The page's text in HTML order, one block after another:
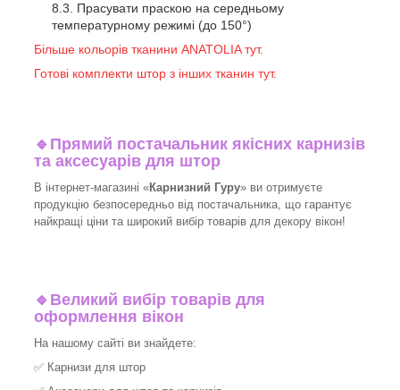
Прасувати праскою на середньому
температурному режимі (до 150°)
Більше кольорів тканини ANATOLIA тут.
Готові комплекти штор з інших тканин тут.
🔹 Прямий постачальник якісних карнизів
та аксесуарів для штор
В інтернет-магазині «Карнизний Гуру» ви отримуєте
продукцію безпосередньо від постачальника, що гарантує
найкращі ціни та широкий вибір товарів для декору вікон!​
🔹 Великий вибір товарів для
оформлення вікон
На нашому сайті ви знайдете:
✅ Карнизи для штор